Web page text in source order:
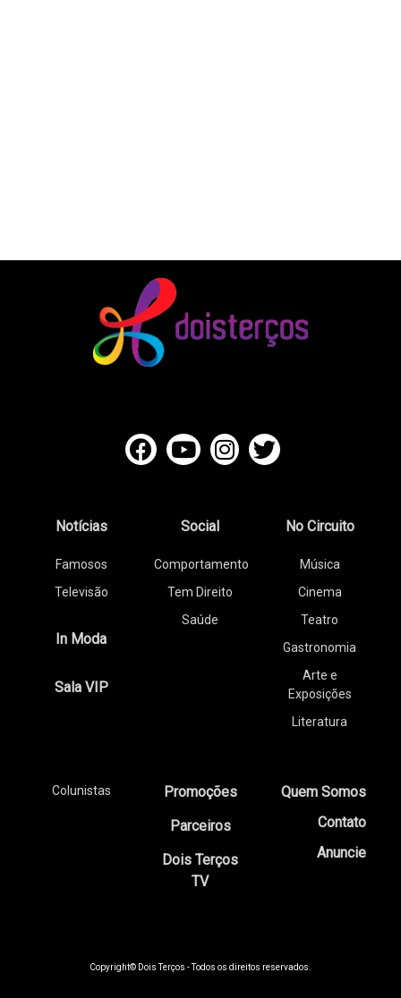
Notícias
Famosos
Televisão
In Moda
Sala VIP
Social
Comportamento
Tem Direito
Saúde
No Circuito
Música
Cinema
Teatro
Gastronomia
Arte e
Exposições
Literatura
Colunistas
Promoções
Parceiros
Dois Terços
TV
Quem Somos
Contato
Anuncie
Copyright© Dois Terços - Todos os direitos reservados.